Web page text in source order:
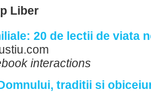
Liber
20 de lectii de viata
interactions
traditii si